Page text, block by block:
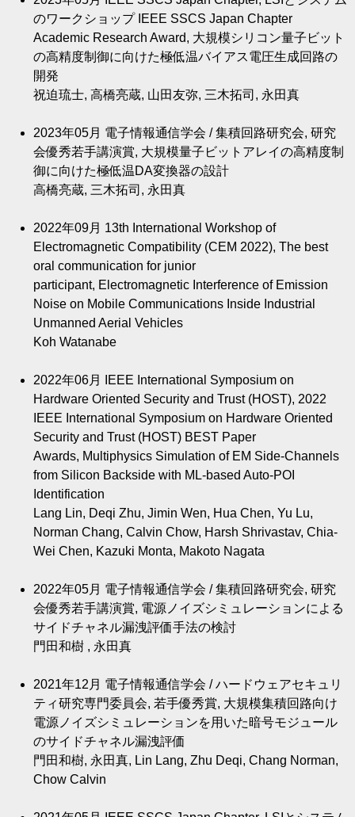
のワークショップ IEEE SSCS Japan Chapter
Academic Research Award, 大規模シリコン量子ビット
の高精度制御に向けた極低温バイアス電圧生成回路の
開発
祝迫琉士, 高橋亮蔵, 山田友弥, 三木拓司, 永田真
2023年05月 電子情報通信学会 / 集積回路研究会, 研究
会優秀若手講演賞, 大規模量子ビットアレイの高精度制
御に向けた極低温DA変換器の設計
高橋亮蔵, 三木拓司, 永田真
2022年09月 13th International Workshop of
Electromagnetic Compatibility (CEM 2022), The best
oral communication for junior
participant, Electromagnetic Interference of Emission
Noise on Mobile Communications Inside Industrial
Unmanned Aerial Vehicles
Koh Watanabe
2022年06月
IEEE International Symposium on
Hardware Oriented Security and Trust (HOST), 2022
IEEE International Symposium on Hardware Oriented
Security and Trust (HOST) BEST Paper
Awards, Multiphysics Simulation of EM Side-Channels
from Silicon Backside with ML-based Auto-POI
Identification
Lang Lin, Deqi Zhu, Jimin Wen, Hua Chen, Yu Lu,
Norman Chang, Calvin Chow, Harsh Shrivastav, Chia-
Wei Chen, Kazuki Monta, Makoto Nagata
2022年05月 電子情報通信学会 / 集積回路研究会, 研究
会優秀若手講演賞, 電源ノイズシミュレーションによる
サイドチャネル漏洩評価手法の検討
門田和樹 , 永田真
2021年12月 電子情報通信学会 / ハードウェアセキュリ
ティ研究専門委員会, 若手優秀賞, 大規模集積回路向け
電源ノイズシミュレーションを用いた暗号モジュール
のサイドチャネル漏洩評価
門田和樹, 永田真, Lin Lang, Zhu Deqi, Chang Norman,
Chow Calvin